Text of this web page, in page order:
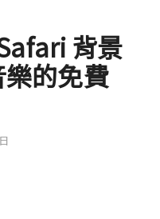
背景
的免費